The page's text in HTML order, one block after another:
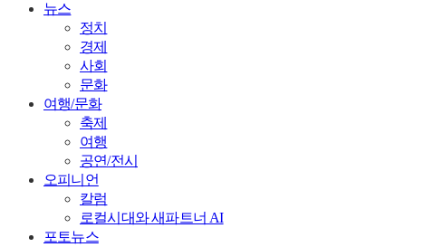
뉴스
정치
경제
사회
문화
여행/문화
축제
여행
공연/전시
오피니언
칼럼
로컬시대와 새파트너 AI
포토뉴스